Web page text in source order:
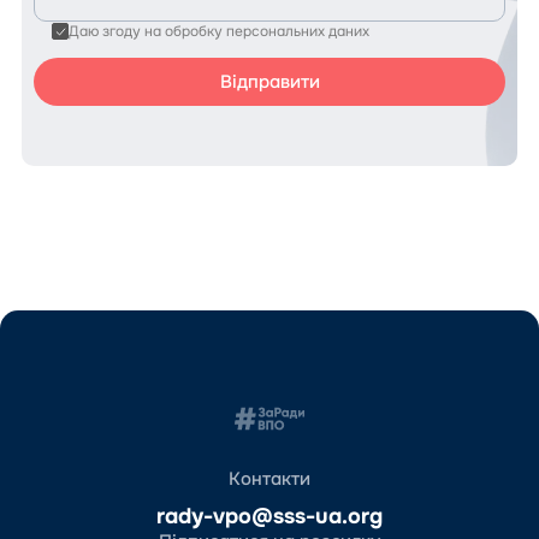
Даю згоду на обробку персональних даних
Контакти
rady-vpo@sss-ua.org